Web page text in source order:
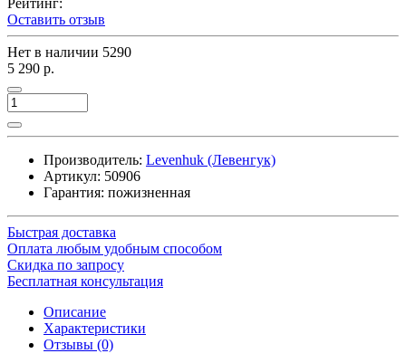
Оставить отзыв
Нет в наличии 5290
5 290 р.
Производитель: Levenhuk (Левенгук)
Артикул: 50906
Гарантия: пожизненная
Быстрая доставка
Оплата любым удобным способом
Скидка по запросу
Бесплатная консультация
Описание
Характеристики
Отзывы (0)